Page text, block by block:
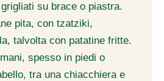
su brace o piastra.
pita, con tzatziki,
talvolta con patatine fritte.
spesso in piedi o
tra una chiacchiera e